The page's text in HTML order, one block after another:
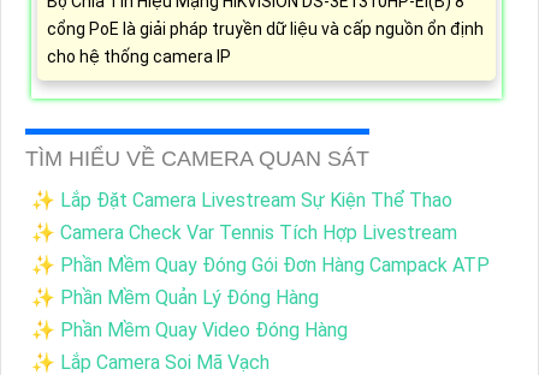
cổng PoE là giải pháp truyền dữ liệu và cấp nguồn ổn định
cho hệ thống camera IP
TÌM HIỂU VỀ CAMERA QUAN SÁT
✨ Lắp Đặt Camera Livestream Sự Kiện Thể Thao
✨ Camera Check Var Tennis Tích Hợp Livestream
✨ Phần Mềm Quay Đóng Gói Đơn Hàng Campack ATP
✨ Phần Mềm Quản Lý Đóng Hàng
✨ Phần Mềm Quay Video Đóng Hàng
✨ Lắp Camera Soi Mã Vạch